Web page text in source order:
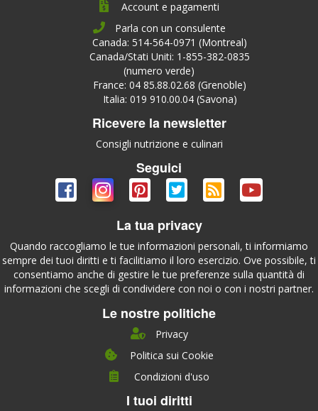
Account e pagamenti
Parla con un consulente
Canada: 514-564-0971 (Montreal)
Canada/Stati Uniti: 1-855-382-0835
(numero verde)
France: 04 85.88.02.68 (Grenoble)
Italia: 019 910.00.04 (Savona)
Ricevere la newsletter
Consigli nutrizione e culinari
Seguici
La tua privacy
Quando raccogliamo le tue informazioni personali, ti informiamo
sempre dei tuoi diritti e ti facilitiamo il loro esercizio. Ove possibile, ti
consentiamo anche di gestire le tue preferenze sulla quantità di
informazioni che scegli di condividere con noi o con i nostri partner.
Le nostre politiche
Privacy
Politica sui Cookie
Condizioni d'uso
I tuoi diritti
Chi siamo